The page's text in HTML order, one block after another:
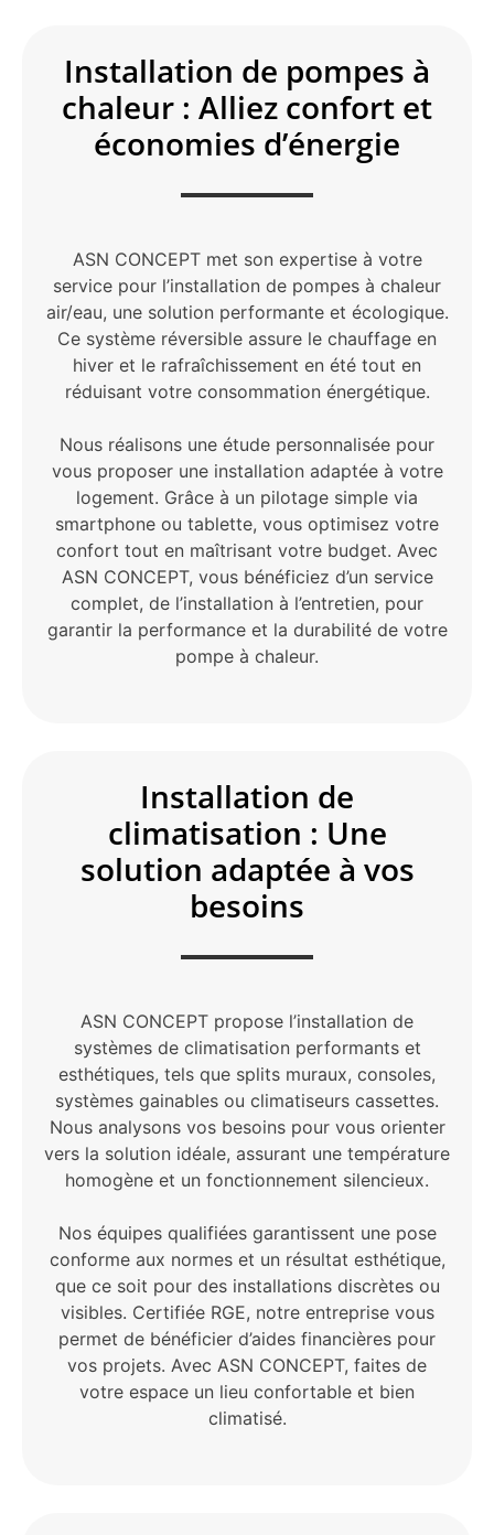
Installation de pompes à
chaleur : Alliez confort et
économies d’énergie
ASN CONCEPT met son expertise à votre
service pour l’installation de pompes à chaleur
air/eau, une solution performante et écologique.
Ce système réversible assure le chauffage en
hiver et le rafraîchissement en été tout en
réduisant votre consommation énergétique.
Nous réalisons une étude personnalisée pour
vous proposer une installation adaptée à votre
logement. Grâce à un pilotage simple via
smartphone ou tablette, vous optimisez votre
confort tout en maîtrisant votre budget. Avec
ASN CONCEPT, vous bénéficiez d’un service
complet, de l’installation à l’entretien, pour
garantir la performance et la durabilité de votre
pompe à chaleur.
Installation de
climatisation : Une
solution adaptée à vos
besoins
ASN CONCEPT propose l’installation de
systèmes de climatisation performants et
esthétiques, tels que splits muraux, consoles,
systèmes gainables ou climatiseurs cassettes.
Nous analysons vos besoins pour vous orienter
vers la solution idéale, assurant une température
homogène et un fonctionnement silencieux.
Nos équipes qualifiées garantissent une pose
conforme aux normes et un résultat esthétique,
que ce soit pour des installations discrètes ou
visibles. Certifiée RGE, notre entreprise vous
permet de bénéficier d’aides financières pour
vos projets. Avec ASN CONCEPT, faites de
votre espace un lieu confortable et bien
climatisé.